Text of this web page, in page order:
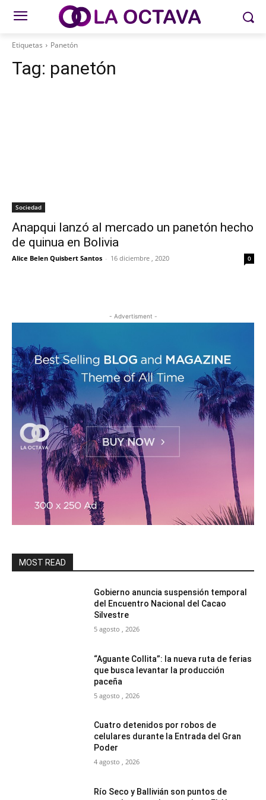
Etiquetas Panetón
Tag: panetón
Sociedad
Anapqui lanzó al mercado un panetón hecho
de quinua en Bolivia
Alice Belen Quisbert Santos - 16 diciembre , 2020 0
- Advertisment -
MOST READ
Gobierno anuncia suspensión temporal
del Encuentro Nacional del Cacao
Silvestre
5 agosto , 2026
“Aguante Collita”: la nueva ruta de ferias
que busca levantar la producción
paceña
5 agosto , 2026
Cuatro detenidos por robos de
celulares durante la Entrada del Gran
Poder
4 agosto , 2026
Río Seco y Ballivián son puntos de